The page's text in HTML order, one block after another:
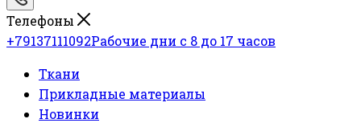
Телефоны
+79137111092Рабочие дни с 8 до 17 часов
Ткани
Прикладные материалы
Новинки